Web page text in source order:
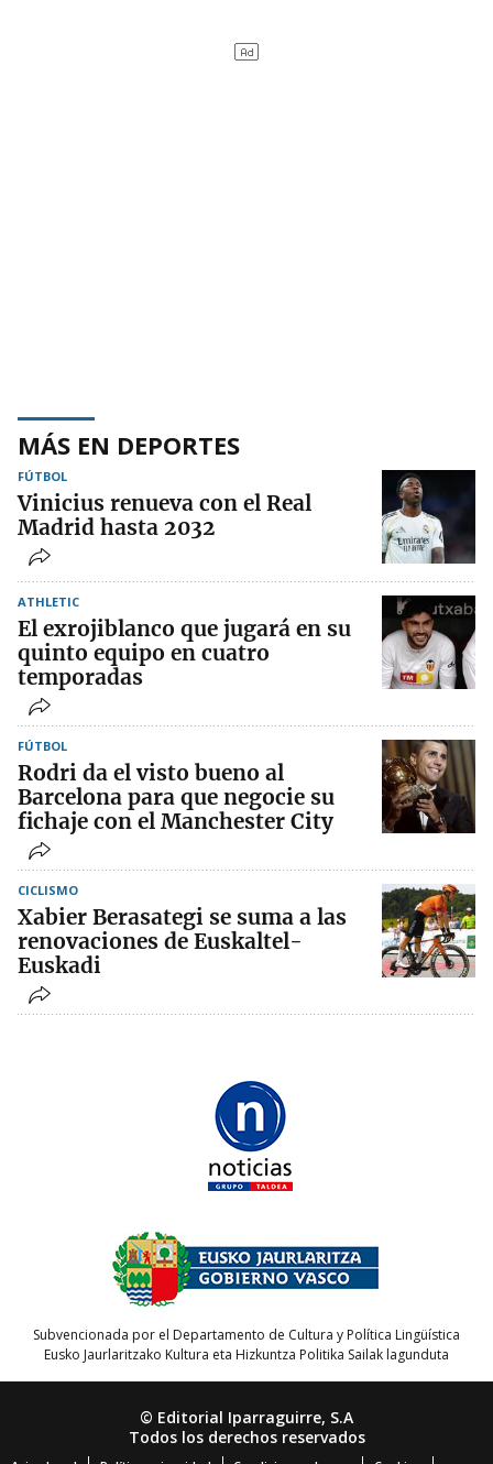
MÁS EN DEPORTES
FÚTBOL
Vinicius renueva con el Real
Madrid hasta 2032
ATHLETIC
El exrojiblanco que jugará en su
quinto equipo en cuatro
temporadas
FÚTBOL
Rodri da el visto bueno al
Barcelona para que negocie su
fichaje con el Manchester City
CICLISMO
Xabier Berasategi se suma a las
renovaciones de Euskaltel-
Euskadi
Subvencionada por el Departamento de Cultura y Política Lingüística
Eusko Jaurlaritzako Kultura eta Hizkuntza Politika Sailak lagunduta
© Editorial Iparraguirre, S.A
Todos los derechos reservados